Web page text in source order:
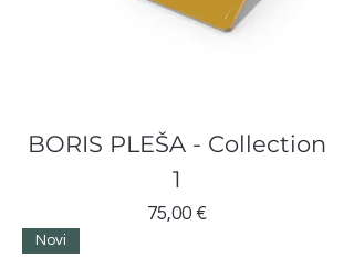
BORIS PLEŠA - Collection
1
Cijena
75,00 €
Novi